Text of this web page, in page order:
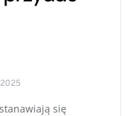
się